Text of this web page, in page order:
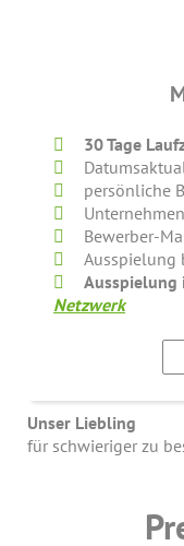
30 Tage
persönliche
Bewerber-
Ausspielung
Netzwerk
Unser Liebling
für schwieriger zu